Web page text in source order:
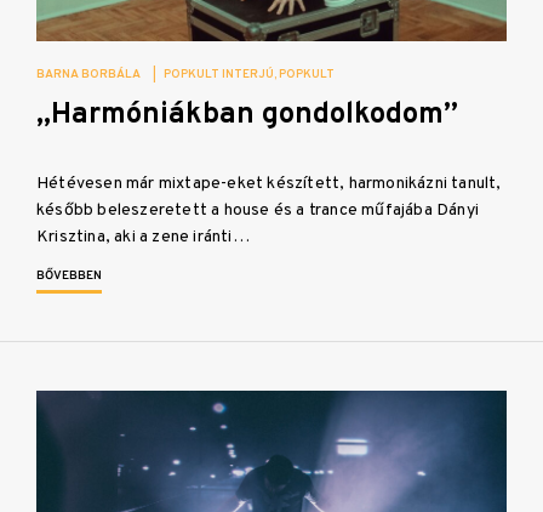
BARNA BORBÁLA POPKULT INTERJÚ POPKULT
„Harmóniákban gondolkodom”
Hétévesen már mixtape-eket készített, harmonikázni tanult,
később beleszeretett a house és a trance műfajába Dányi
Krisztina, aki a zene iránti…
BŐVEBBEN